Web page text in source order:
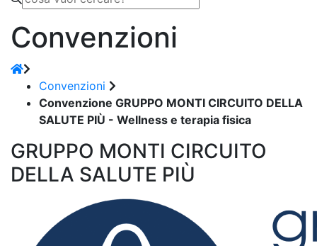
Convenzioni
Convenzioni
Convenzione GRUPPO MONTI CIRCUITO DELLA
SALUTE PIÙ - Wellness e terapia fisica
GRUPPO MONTI CIRCUITO
DELLA SALUTE PIÙ